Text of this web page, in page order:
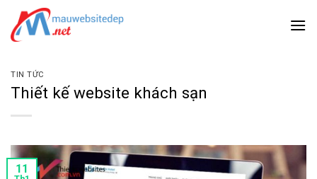
Skip
content
TIN TỨC
Thiết kế website khách sạn
11